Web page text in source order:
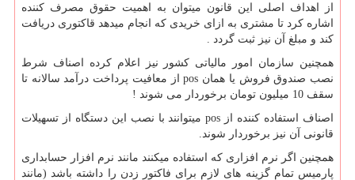
از اهداف اصلی این قانون میتوان به اهمیت حقوق مصرف کننده
اشاره کرد تا مشتری به ازای خریدی که انجام میدهد قاکتوری دریافت
کند و مبلغ آن نیز ثبت گردد .
همچنین سازمان امور مالیاتی کشور نیز اعلام کرده اصناف شرط
نصب صندوق فروش یا همان posاز معافیت پرداخت درآمد سالانه تا
سقف 10 میلیون تومان برخوردار می شوند !
اصناف استفاده کننده از posمیتوانند با نصب این دستگاه از تسهیلات
قانونی آن نیز برخوردار شوند.
همچنین اگر نرم افزاری که استفاده میکنند مانند نرم افزار حسابداری
پارمیس تمام گزینه های لازم برای فاکتور زدن را داشته باشد (مانند